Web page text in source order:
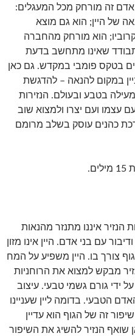
אדם זה מורחק מכל המעגלים:
של היין; הוא גם מוצא
הוא מורחק מהחברה
שאינו מתחשב בדעת
בטקס פומבי במקדש. גם כאן
במקום להנאה – להדגשת
בטבע ובעולם. הנזירות
ועם יצרו ולמצוא שוב
כהנים עוסק בשלב מרומם
הנזיר איננו מתנזר מהנאות
עם בני אדם. היין אינו מזון
צורך בו. היין משפיע על המח
מבקש למצוא את הרוחניות
ידי גורם גשמי טבעי. עיצוב
הטבעי. בדומה ליין שעניינו
זה של הגוף הוא עדיין
הנזיר להשיג את השיפור